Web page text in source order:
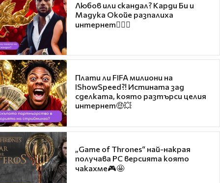
Любов или скандал? Карди Би и
Мадука Окойе разпалиха
интернет❤️‍🔥🔥
Плати ли FIFA милиони на
IShowSpeed?! Истината зад
сделката, която разтърси целия
интернет🤑💥
„Game of Thrones“ най-накрая
получава PC версията която
чакахме🎮🤩